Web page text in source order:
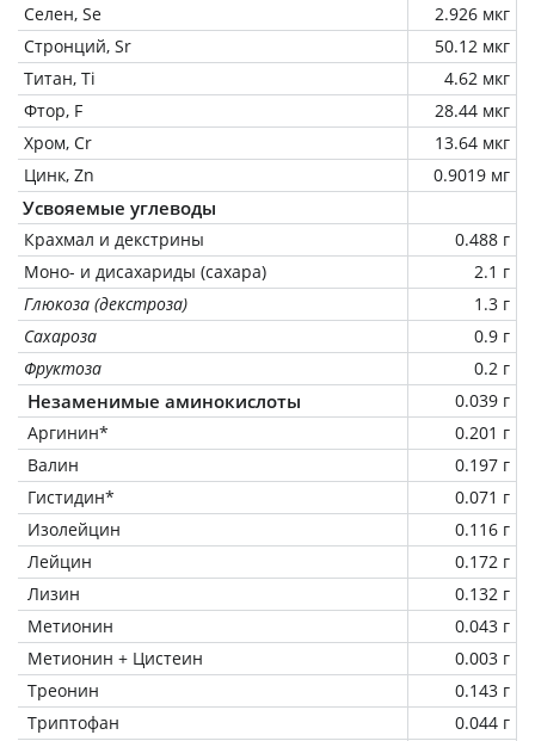
Селен, Se
2.926 мкг
Стронций, Sr
50.12 мкг
Титан, Ti
4.62 мкг
Фтор, F
28.44 мкг
Хром, Cr
13.64 мкг
Цинк, Zn
0.9019 мг
Усвояемые углеводы
Крахмал и декстрины
0.488 г
Моно- и дисахариды (сахара)
2.1 г
Глюкоза (декстроза)
1.3 г
Сахароза
0.9 г
Фруктоза
0.2 г
Незаменимые аминокислоты
0.039 г
Аргинин*
0.201 г
Валин
0.197 г
Гистидин*
0.071 г
Изолейцин
0.116 г
Лейцин
0.172 г
Лизин
0.132 г
Метионин
0.043 г
Метионин + Цистеин
0.003 г
Треонин
0.143 г
Триптофан
0.044 г